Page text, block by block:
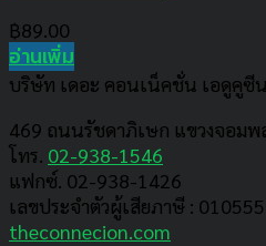
฿89.00
อ่านเพิ่ม
บริษัท เดอะ คอนเน็คชั่น เอดูคูซี
469 ถนนรัชดาภิเษก แขวงจอม
โทร. 02-938-1546
แฟกซ์. 02-938-1426
เลขประจำตัวผู้เสียภาษี :
theconnecion.com